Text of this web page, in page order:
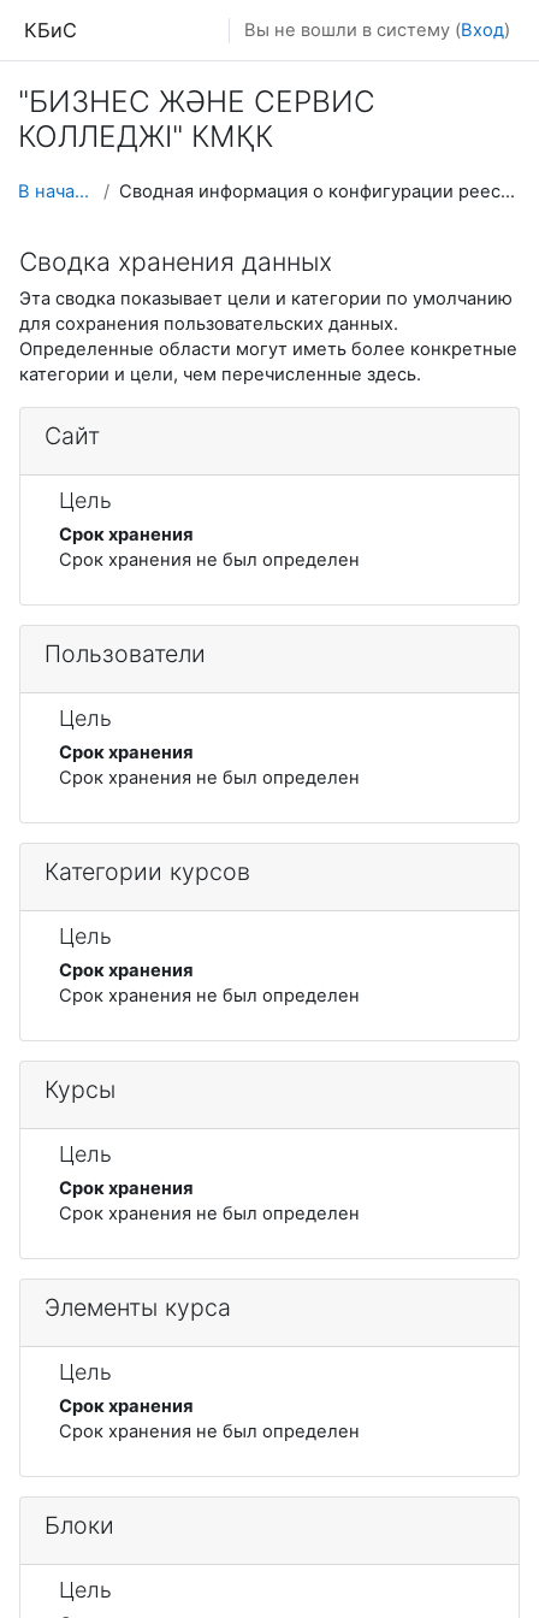
КБиС Вы не вошли в систему (Вход)
"БИЗНЕС ЖӘНЕ СЕРВИС
КОЛЛЕДЖІ" КМҚК
В начало Сводная информация о конфигурации реестра
Сводка хранения данных
Эта сводка показывает цели и категории по умолчанию
для сохранения пользовательских данных.
Определенные области могут иметь более конкретные
категории и цели, чем перечисленные здесь.
Сайт
Цель
Срок хранения
Срок хранения не был определен
Пользователи
Цель
Срок хранения
Срок хранения не был определен
Категории курсов
Цель
Срок хранения
Срок хранения не был определен
Курсы
Цель
Срок хранения
Срок хранения не был определен
Элементы курса
Цель
Срок хранения
Срок хранения не был определен
Блоки
Цель